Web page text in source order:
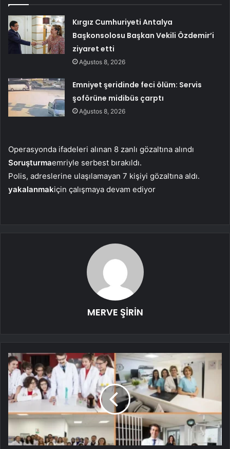
Kırgız Cumhuriyeti Antalya
Başkonsolosu Başkan Vekili Özdemir’i
ziyaret etti
Ağustos 8, 2026
Emniyet şeridinde feci ölüm: Servis
şoförüne midibüs çarptı
Ağustos 8, 2026
Operasyonda ifadeleri alınan 8 zanlı gözaltına alındı
Soruşturmaemriyle serbest bırakıldı.
Polis, adreslerine ulaşılamayan 7 kişiyi gözaltına aldı.
yakalanmakiçin çalışmaya devam ediyor
MERVE ŞİRİN